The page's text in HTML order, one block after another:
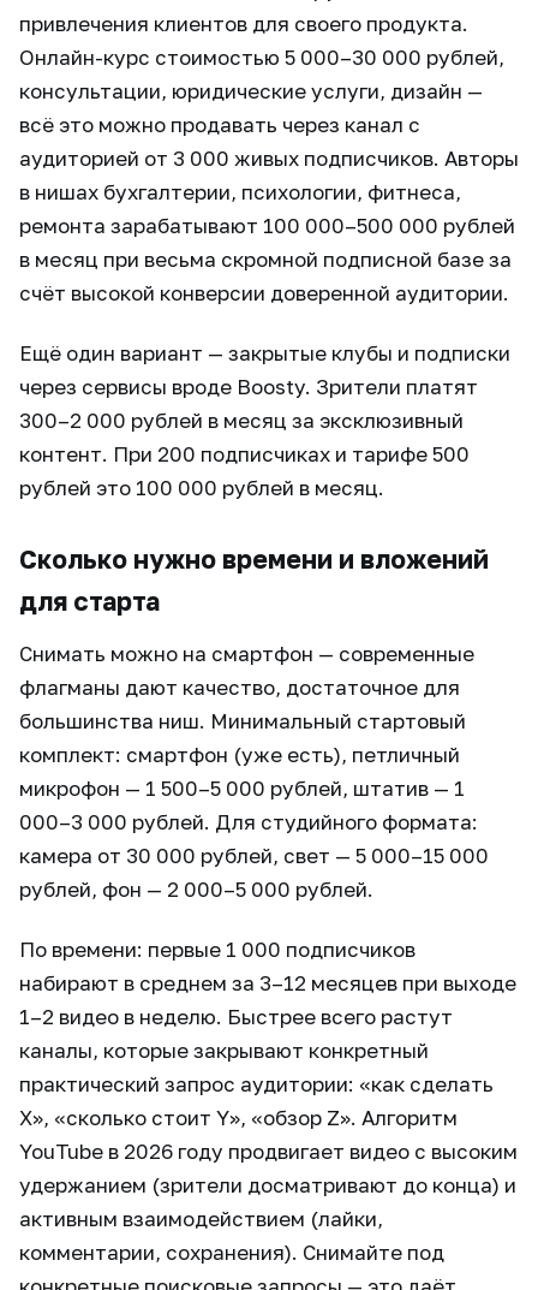
привлечения клиентов для своего продукта.
Онлайн-курс стоимостью 5 000–30 000 рублей,
консультации, юридические услуги, дизайн —
всё это можно продавать через канал с
аудиторией от 3 000 живых подписчиков. Авторы
в нишах бухгалтерии, психологии, фитнеса,
ремонта зарабатывают 100 000–500 000 рублей
в месяц при весьма скромной подписной базе за
счёт высокой конверсии доверенной аудитории.
Ещё один вариант — закрытые клубы и подписки
через сервисы вроде Boosty. Зрители платят
300–2 000 рублей в месяц за эксклюзивный
контент. При 200 подписчиках и тарифе 500
рублей это 100 000 рублей в месяц.
Сколько нужно времени и вложений
для старта
Снимать можно на смартфон — современные
флагманы дают качество, достаточное для
большинства ниш. Минимальный стартовый
комплект: смартфон (уже есть), петличный
микрофон — 1 500–5 000 рублей, штатив — 1
000–3 000 рублей. Для студийного формата:
камера от 30 000 рублей, свет — 5 000–15 000
рублей, фон — 2 000–5 000 рублей.
По времени: первые 1 000 подписчиков
набирают в среднем за 3–12 месяцев при выходе
1–2 видео в неделю. Быстрее всего растут
каналы, которые закрывают конкретный
практический запрос аудитории: «как сделать
X», «сколько стоит Y», «обзор Z». Алгоритм
YouTube в 2026 году продвигает видео с высоким
удержанием (зрители досматривают до конца) и
активным взаимодействием (лайки,
комментарии, сохранения). Снимайте под